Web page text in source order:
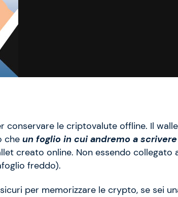
conservare le criptovalute offline. Il
che un foglio in cui andremo a
creato online. Non essendo collegato
freddo).
per memorizzare le crypto, se sei